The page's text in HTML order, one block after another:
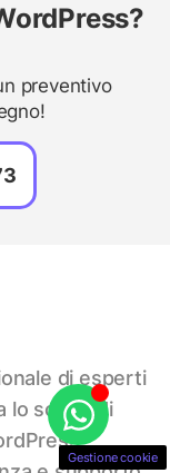
preventivo
di esperti
lo scopo di
Gestione cookie